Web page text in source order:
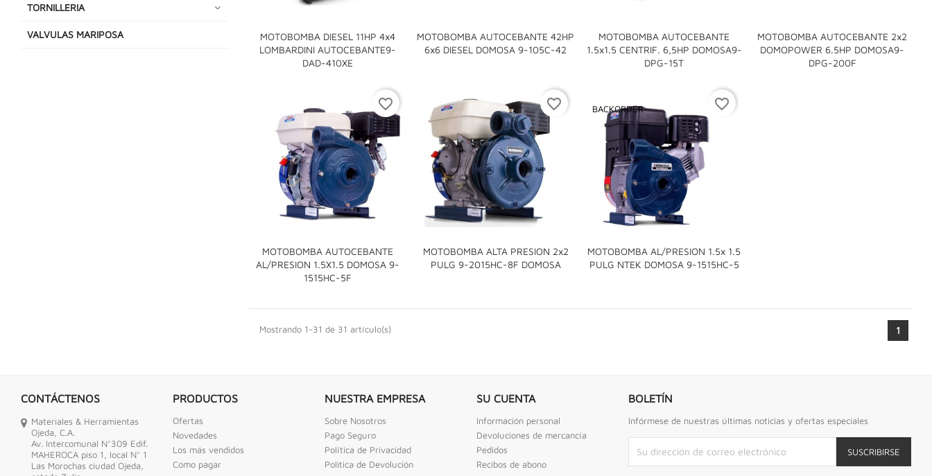
TORNILLERIA
VALVULAS MARIPOSA
MOTOBOMBA DIESEL 11HP 4x4
LOMBARDINI AUTOCEBANTE9-
DAD-410XE

MOTOBOMBA AUTOCEBANTE 42HP
6x6 DIESEL DOMOSA 9-105C-42

MOTOBOMBA AUTOCEBANTE
1.5x1.5 CENTRIF. 6,5HP DOMOSA9-
DPG-15T

MOTOBOMBA AUTOCEBANTE 2x2
DOMOPOWER 6.5HP DOMOSA9-
DPG-200F

MOTOBOMBA AUTOCEBANTE
AL/PRESION 1.5X1.5 DOMOSA 9-
1515HC-5F

favorite_border
MOTOBOMBA ALTA PRESION 2x2
PULG 9-2015HC-8F DOMOSA

favorite_border
MOTOBOMBA AL/PRESION 1.5x 1.5
PULG NTEK DOMOSA 9-1515HC-5
BACKORDER

favorite_border
Mostrando 1-31 de 31 artículo(s) 1
CONTÁCTENOS
Materiales & Herramientas
Ojeda, C.A.
Av. Intercomunal N°309 Edif.
MAHEROCA piso 1, local N° 1
Las Morochas ciudad Ojeda,
PRODUCTOS
Ofertas
Novedades
Los más vendidos
Como pagar
NUESTRA EMPRESA
Sobre Nosotros
Pago Seguro
Política de Privacidad
Politica de Devolución
SU CUENTA
Información personal
Devoluciones de mercancía
Pedidos
Recibos de abono
BOLETÍN
Infórmese de nuestras últimas noticias y ofertas especiales